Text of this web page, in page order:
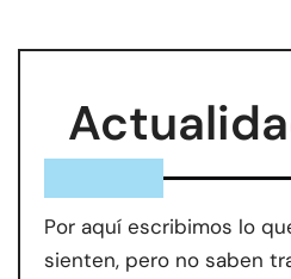
Por aquí escribimos lo
sienten, pero no saben